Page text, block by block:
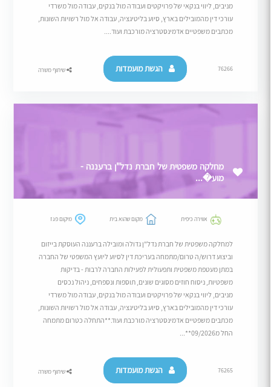
מניבים, ליווי בנקאי של פרויקטים ועבודה מול בנקים, עבודה מול משרדי
עורכי דין מהמובילים בארץ, סיוע בליטיגציה, עבודה אל מול רשויות השונות,
מכתבים משפטיים אדמינסטרציה מורכבת ועוד....
76266 הגשת מועמדות שיתוף משרה
מחלקה משפטית של חברת נדל"ן ברעננה -
מוע�...
אווירה כיפית מקום שהוא בית מיקום פגז
למחלקה משפטית של חברת נדל"ן גדולה ומובילה ברעננה העוסקת בייזום
וביצוע דרוש/ה טרום/מתמחה בעריכת דין לסיוע ליועץ המשפטי של החברה
במתן מעטפת משפטית ותפעולית לפעילות החברה לרבות - בדיקות
משפטיות, ניסוח חוזים מסוגים שונים, תוספות ונספחים, ניהול נכסים
מניבים, ליווי בנקאי של פרויקטים ועבודה מול בנקים, עבודה מול משרדי
עורכי דין מהמובילים בארץ, סיוע בליטיגציה, עבודה אל מול רשויות השונות,
מכתבים משפטיים אדמינסטרציה מורכבת ועוד.**התחלה כטרום מתמחה
החל מ09/2026**...
76265 הגשת מועמדות שיתוף משרה